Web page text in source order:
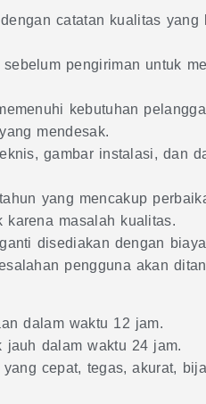
catatan kualitas yang
pengiriman untuk
kebutuhan
mendesak.
gambar instalasi, dan
yang mencakup
karena masalah kualitas.
disediakan dengan
pengguna akan
dalam waktu 12 jam.
jauh dalam waktu 24 jam.
cepat, tegas, akurat,